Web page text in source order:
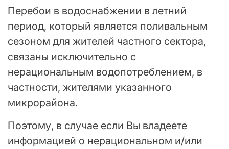
Перебои в водоснабжении в летний
период, который является поливальным
сезоном для жителей частного сектора,
связаны исключительно с
нерациональным водопотреблением, в
частности, жителями указанного
микрорайона.
Поэтому, в случае если Вы владеете
информацией о нерациональном и/или